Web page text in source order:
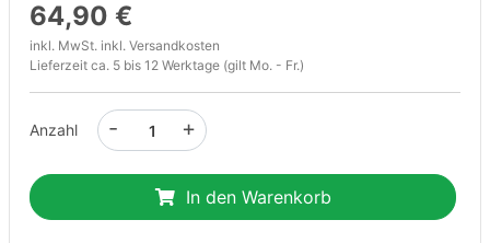
64,90 €
inkl. MwSt. inkl. Versandkosten
Lieferzeit ca. 5 bis 12 Werktage (gilt Mo. - Fr.)
Anzahl +
-
In den Warenkorb